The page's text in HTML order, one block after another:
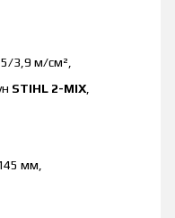
3,9 м/см²,
STIHL 2-MIX
мм,